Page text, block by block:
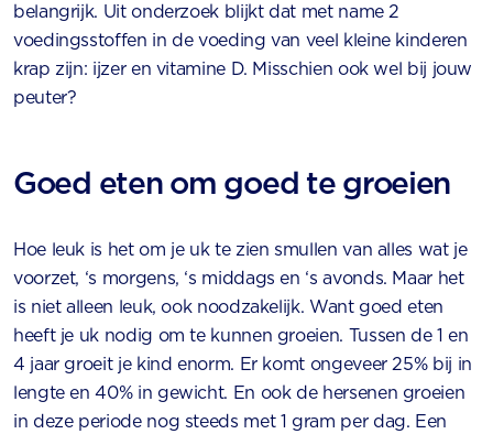
belangrijk. Uit onderzoek blijkt dat met name 2
voedingsstoffen in de voeding van veel kleine kinderen
krap zijn: ijzer en vitamine D. Misschien ook wel bij jouw
peuter?
Goed eten om goed te groeien
Hoe leuk is het om je uk te zien smullen van alles wat je
voorzet, ‘s morgens, ‘s middags en ‘s avonds. Maar het
is niet alleen leuk, ook noodzakelijk. Want goed eten
heeft je uk nodig om te kunnen groeien. Tussen de 1 en
4 jaar groeit je kind enorm. Er komt ongeveer 25% bij in
lengte en 40% in gewicht. En ook de hersenen groeien
in deze periode nog steeds met 1 gram per dag. Een